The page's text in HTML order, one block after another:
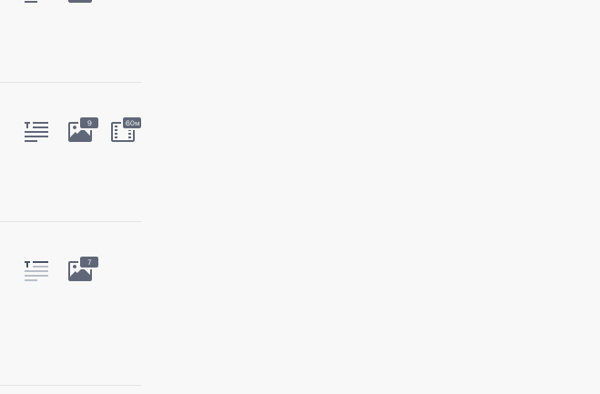
9 60м
7